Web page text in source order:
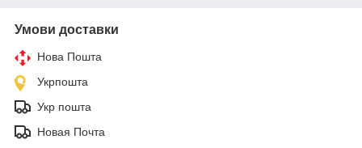
Умови доставки
Нова Пошта
Укрпошта
Укр пошта
Новая Почта